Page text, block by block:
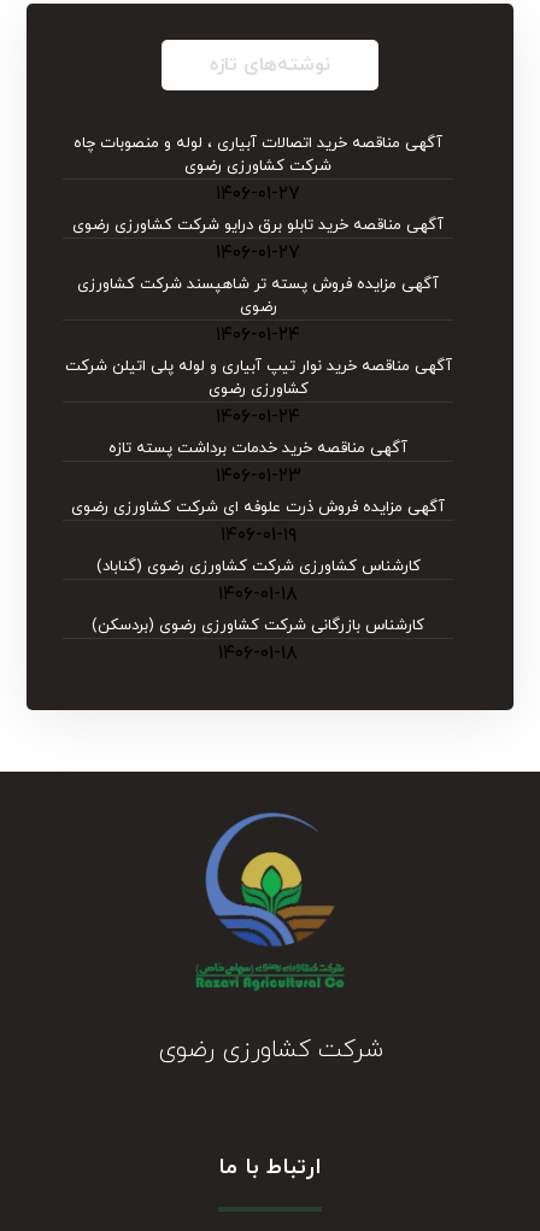
نوشته‌های تازه
آگهی مناقصه خرید اتصالات آبیاری ، لوله و منصوبات چاه
شرکت کشاورزی رضوی
۱۴۰۶-۰۱-۲۷
آگهی مناقصه خرید تابلو برق درایو شركت كشاورزی رضوی
۱۴۰۶-۰۱-۲۷
آگهی مزایده فروش پسته تر شاهپسند شرکت کشاورزی
رضوی
۱۴۰۶-۰۱-۲۴
آگهی مناقصه خرید نوار تیپ آبیاری و لوله پلی اتیلن شركت
كشاورزی رضوی
۱۴۰۶-۰۱-۲۴
آگهی مناقصه خرید خدمات برداشت پسته تازه
۱۴۰۶-۰۱-۲۳
آگهی مزایده فروش ذرت علوفه ای شرکت کشاورزی رضوی
۱۴۰۶-۰۱-۱۹
کارشناس کشاورزی شرکت کشاورزی رضوی (گناباد)
۱۴۰۶-۰۱-۱۸
کارشناس بازرگانی شرکت کشاورزی رضوی (بردسکن)
۱۴۰۶-۰۱-۱۸
شرکت کشاورزی رضوی
ارتباط با ما